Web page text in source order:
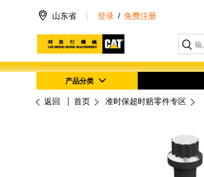
山东省 登录 / 免费注册
产品分类
返回 首页 准时保超时赔零件专区